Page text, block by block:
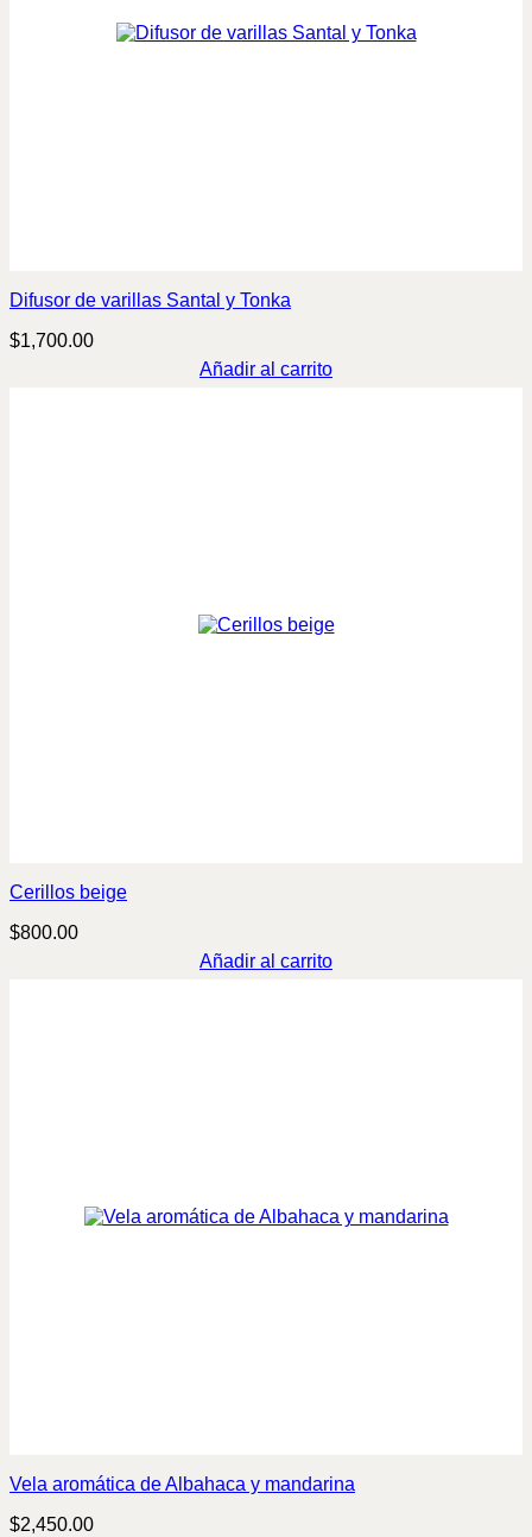
Difusor de varillas Santal y Tonka
$1,700.00
Añadir al carrito
Cerillos beige
$800.00
Añadir al carrito
Vela aromática de Albahaca y mandarina
$2,450.00